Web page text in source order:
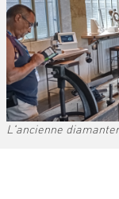
L'ancienne